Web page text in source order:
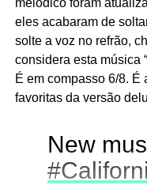
melódico foram
eles acabaram de
solte a voz no refrão,
considera esta música
É em compasso 6/8. É
favoritas da versão
New